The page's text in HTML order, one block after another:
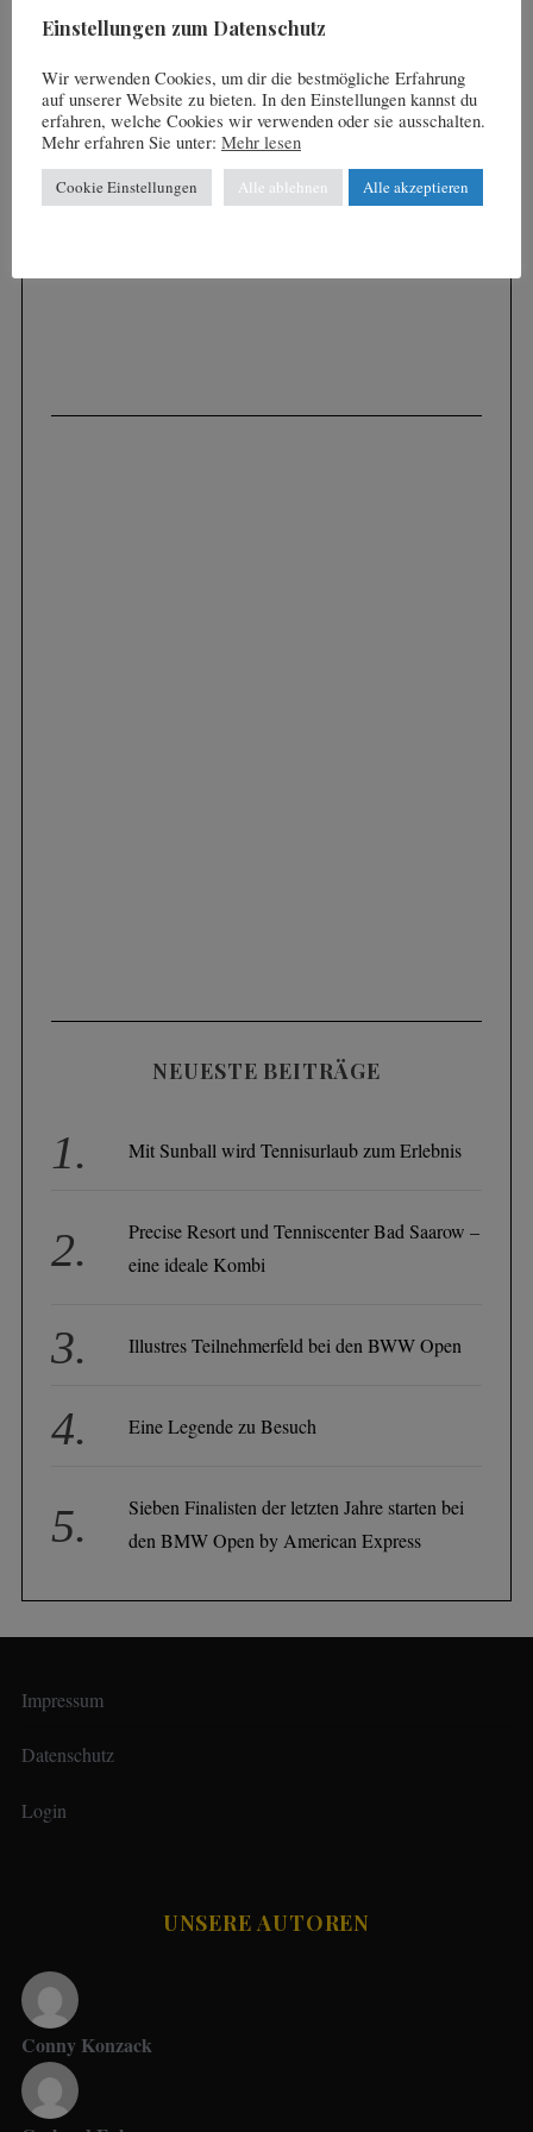
NEUESTE BEITRÄGE
Mit Sunball wird Tennisurlaub zum Erlebnis
Precise Resort und Tenniscenter Bad Saarow –
eine ideale Kombi
Illustres Teilnehmerfeld bei den BWW Open
Eine Legende zu Besuch
Sieben Finalisten der letzten Jahre starten bei
den BMW Open by American Express
Impressum
Datenschutz
Login
UNSERE AUTOREN
Conny Konzack
:
Einstellungen zum Datenschutz
Wir verwenden Cookies, um dir die bestmögliche Erfahrung
auf unserer Website zu bieten. In den Einstellungen kannst du
erfahren, welche Cookies wir verwenden oder sie ausschalten.
Mehr erfahren Sie unter: Mehr lesen
Cookie Einstellungen Alle ablehnen Alle akzeptieren